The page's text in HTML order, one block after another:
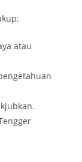
atau